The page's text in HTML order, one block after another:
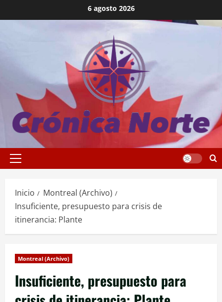
al
6 agosto 2026
Menú
Inicio
Montreal (Archivo)
Insuficiente, presupuesto para crisis de
itinerancia: Plante
Montreal (Archivo)
Insuficiente, presupuesto para